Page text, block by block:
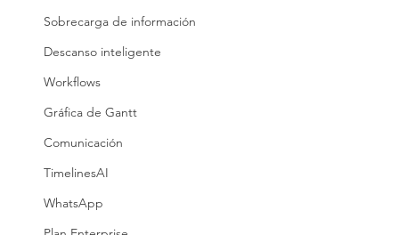
Sobrecarga de información
Descanso inteligente
Workflows
Gráfica de Gantt
Comunicación
TimelinesAI
WhatsApp